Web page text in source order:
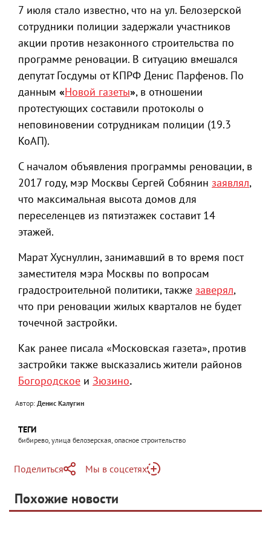
7 июля стало известно, что на ул. Белозерской
сотрудники полиции задержали участников
акции против незаконного строительства по
программе реновации. В ситуацию вмешался
депутат Госдумы от КПРФ Денис Парфенов. По
данным «Новой газеты», в отношении
протестующих составили протоколы о
неповиновении сотрудникам полиции (19.3
КоАП).
С началом объявления программы реновации, в
2017 году, мэр Москвы Сергей Собянин заявлял,
что максимальная высота домов для
переселенцев из пятиэтажек составит 14
этажей.
Марат Хуснуллин, занимавший в то время пост
заместителя мэра Москвы по вопросам
градостроительной политики, также заверял,
что при реновации жилых кварталов не будет
точечной застройки.
Как ранее писала «Московская газета», против
застройки также высказались жители районов
Богородское и Зюзино.
Автор: Денис Калугин
ТЕГИ
бибирево, улица белозерская, опасное строительство
Поделиться
Telegram
Мы в соцсетях
Яндекс Дзен
Похожие новости